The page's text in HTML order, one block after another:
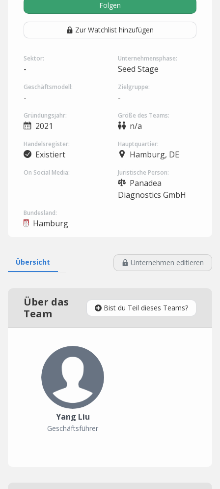
Folgen
Zur Watchlist hinzufügen
Sektor:
-
Unternehmensphase:
Seed Stage
Geschäftsmodell:
-
Zielgruppe:
-
Gründungsjahr:
2021
Größe des Teams:
n/a
Handelsregister:
Existiert
Hauptquartier:
Hamburg, DE
On Social Media: Juristische Person:
Panadea
Diagnostics GmbH
Bundesland:
Hamburg
Übersicht Unternehmen editieren
Über das
Team
Bist du Teil dieses Teams?
Yang Liu
Geschäftsführer